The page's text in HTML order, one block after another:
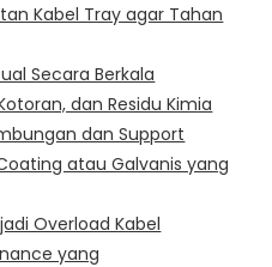
Kabel Tray agar Tahan
Secara Berkala
dan Residu Kimia
dan Support
atau Galvanis yang
Overload Kabel
yang